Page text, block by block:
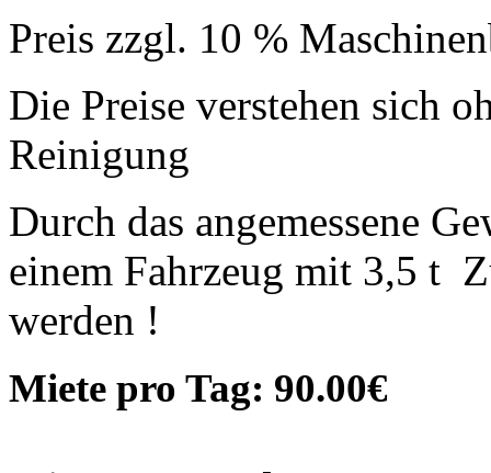
Preis zzgl. 10 %
Die Preise verstehen sich
Reinigung
Durch das angemessene
einem Fahrzeug mit 3,5 t
werden !
Miete pro Tag: 90.00€